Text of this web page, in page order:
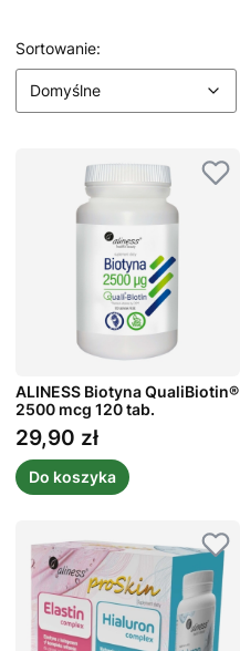
Lista produktów
Sortowanie:Domyślne
Domyślne
ALINESS Biotyna QualiBiotin®
2500 mcg 120 tab.
Cena
29,90 zł
Do koszyka